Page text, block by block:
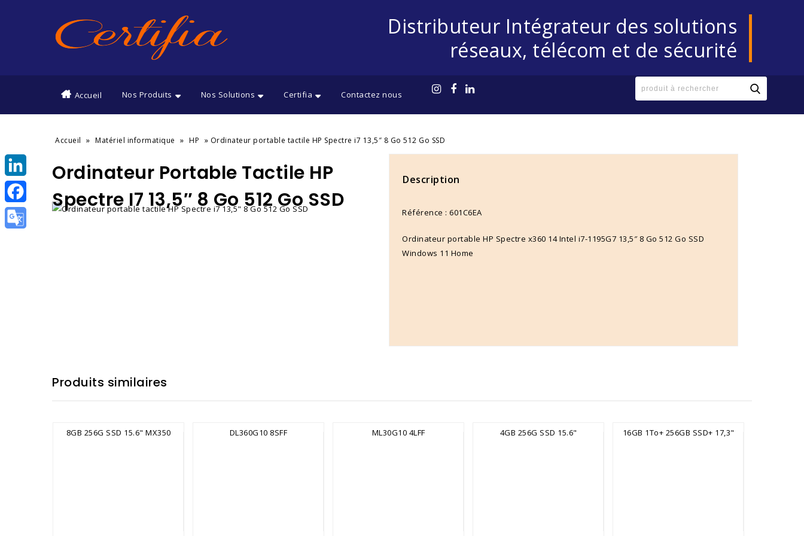
Distributeur Intégrateur des solutions
réseaux, télécom et de sécurité
Accueil Nos Produits Nos Solutions Certifia Contactez nous
Accueil » Matériel informatique » HP » Ordinateur portable tactile HP Spectre i7 13,5″ 8 Go 512 Go SSD
Ordinateur Portable Tactile HP
Spectre I7 13,5″ 8 Go 512 Go SSD
Description
Référence :601C6EA
Ordinateur portable HP Spectre x360 14 Intel i7-1195G7 13,5″ 8 Go 512 Go SSD
Windows 11 Home
Produits similaires
LinkedIn
Facebook